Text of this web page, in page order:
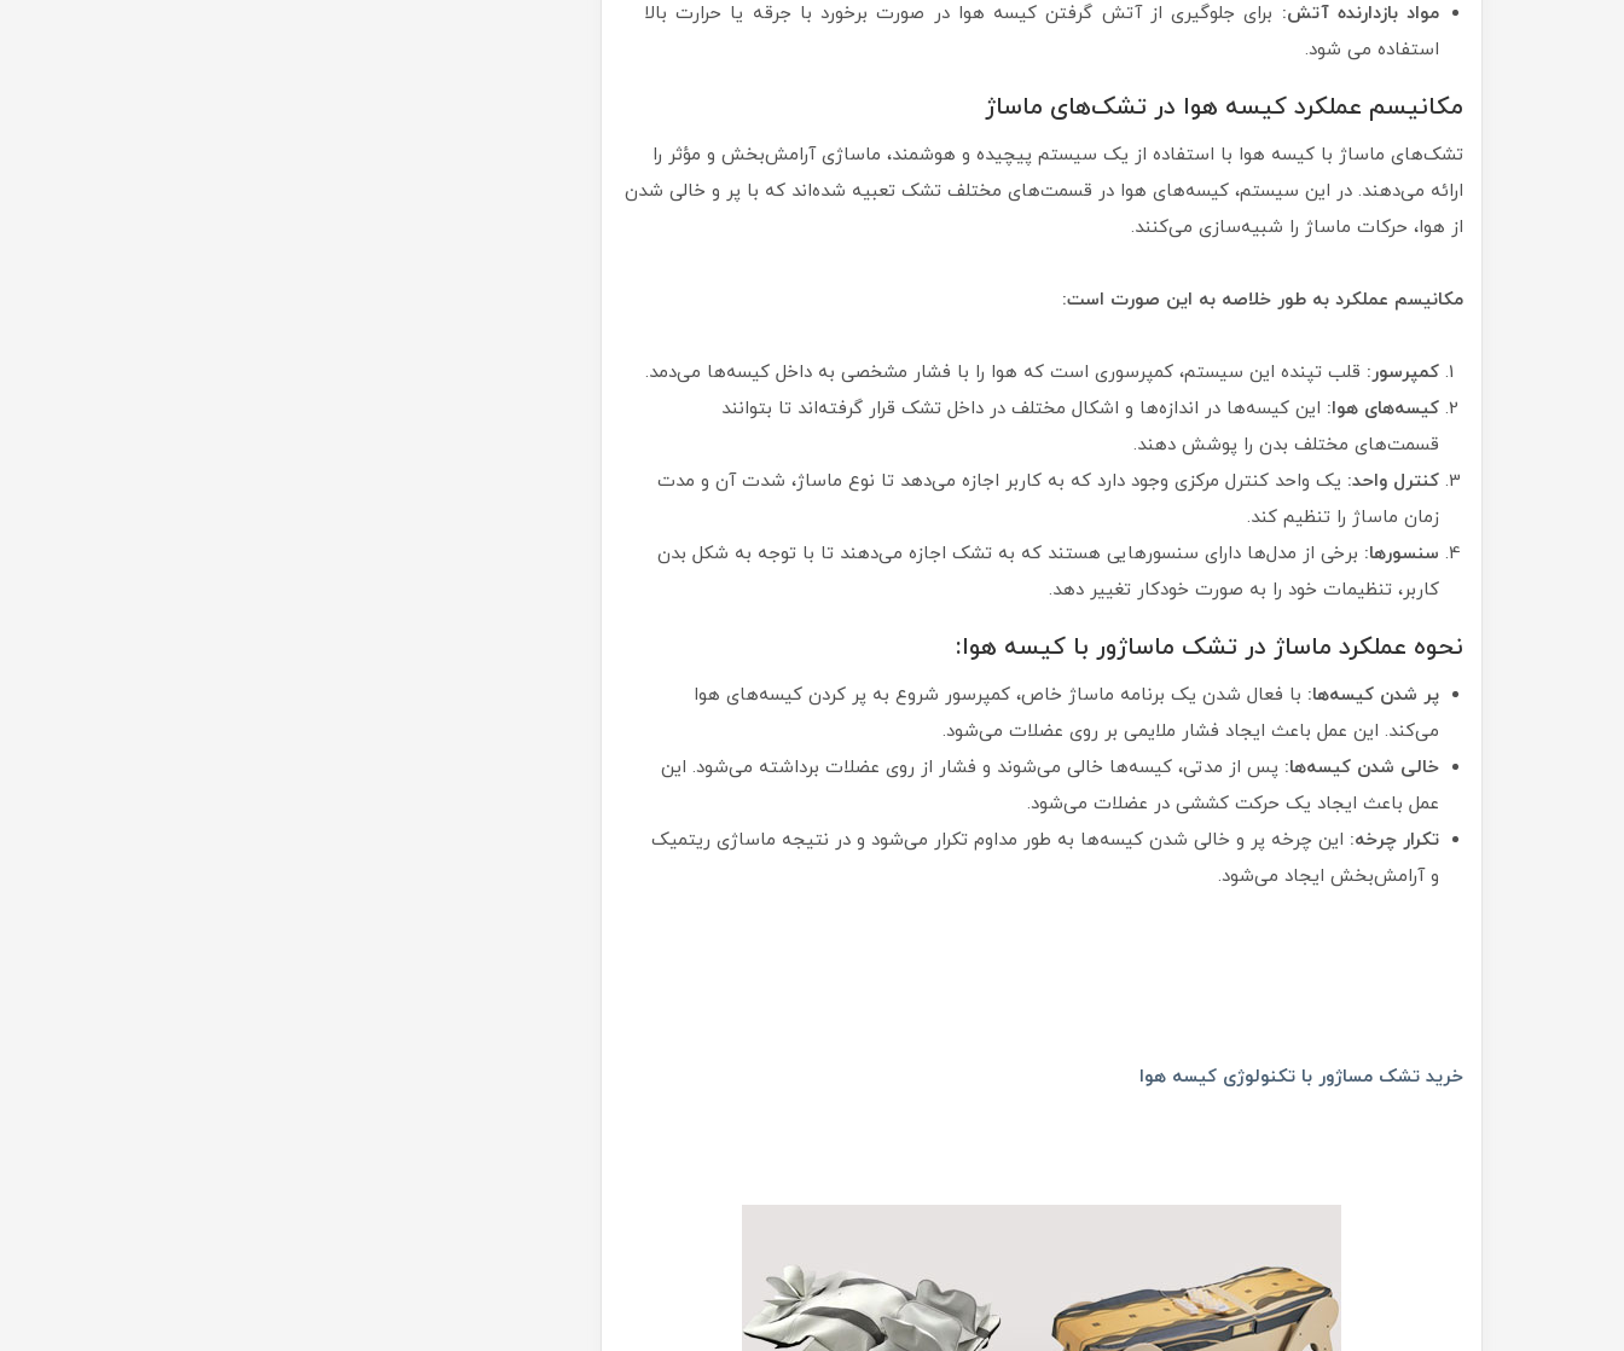
مواد بازدارنده آتش: برای جلوگیری از آتش گرفتن کیسه هوا در صورت برخورد با جرقه یا حرارت بالا
استفاده می شود.
مکانیسم عملکرد کیسه هوا در تشک‌های ماساژ
تشک‌های ماساژ با کیسه هوا با استفاده از یک سیستم پیچیده و هوشمند، ماساژی آرامش‌بخش و مؤثر را
ارائه می‌دهند. در این سیستم، کیسه‌های هوا در قسمت‌های مختلف تشک تعبیه شده‌اند که با پر و خالی شدن
از هوا، حرکات ماساژ را شبیه‌سازی می‌کنند.
مکانیسم عملکرد به طور خلاصه به این صورت است:
کمپرسور: قلب تپنده این سیستم، کمپرسوری است که هوا را با فشار مشخصی به داخل کیسه‌ها می‌دمد.
کیسه‌های هوا: این کیسه‌ها در اندازه‌ها و اشکال مختلف در داخل تشک قرار گرفته‌اند تا بتوانند
قسمت‌های مختلف بدن را پوشش دهند.
کنترل واحد: یک واحد کنترل مرکزی وجود دارد که به کاربر اجازه می‌دهد تا نوع ماساژ، شدت آن و مدت
زمان ماساژ را تنظیم کند.
سنسورها: برخی از مدل‌ها دارای سنسورهایی هستند که به تشک اجازه می‌دهند تا با توجه به شکل بدن
کاربر، تنظیمات خود را به صورت خودکار تغییر دهد.
نحوه عملکرد ماساژ در تشک ماساژور با کیسه هوا:
پر شدن کیسه‌ها: با فعال شدن یک برنامه ماساژ خاص، کمپرسور شروع به پر کردن کیسه‌های هوا
می‌کند. این عمل باعث ایجاد فشار ملایمی بر روی عضلات می‌شود.
خالی شدن کیسه‌ها: پس از مدتی، کیسه‌ها خالی می‌شوند و فشار از روی عضلات برداشته می‌شود. این
عمل باعث ایجاد یک حرکت کششی در عضلات می‌شود.
تکرار چرخه: این چرخه پر و خالی شدن کیسه‌ها به طور مداوم تکرار می‌شود و در نتیجه ماساژی ریتمیک
و آرامش‌بخش ایجاد می‌شود.
خرید تشک مساژور با تکنولوژی کیسه هوا